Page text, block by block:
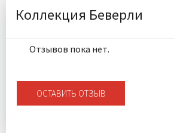
Ткань:
Доставка:
Коллекция Беверли
Отзывов пока нет.
ОСТАВИТЬ ОТЗЫВ